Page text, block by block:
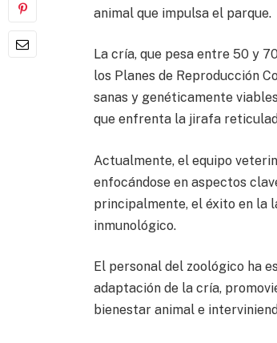
animal que impulsa el parque.
La cría, que pesa entre 50 y
los Planes de Reproducción
sanas y genéticamente
que enfrenta la jirafa
Actualmente, el equipo
enfocándose en aspectos
principalmente, el éxito en la
inmunológico.
El personal del zoológico ha
adaptación de la cría,
bienestar animal e